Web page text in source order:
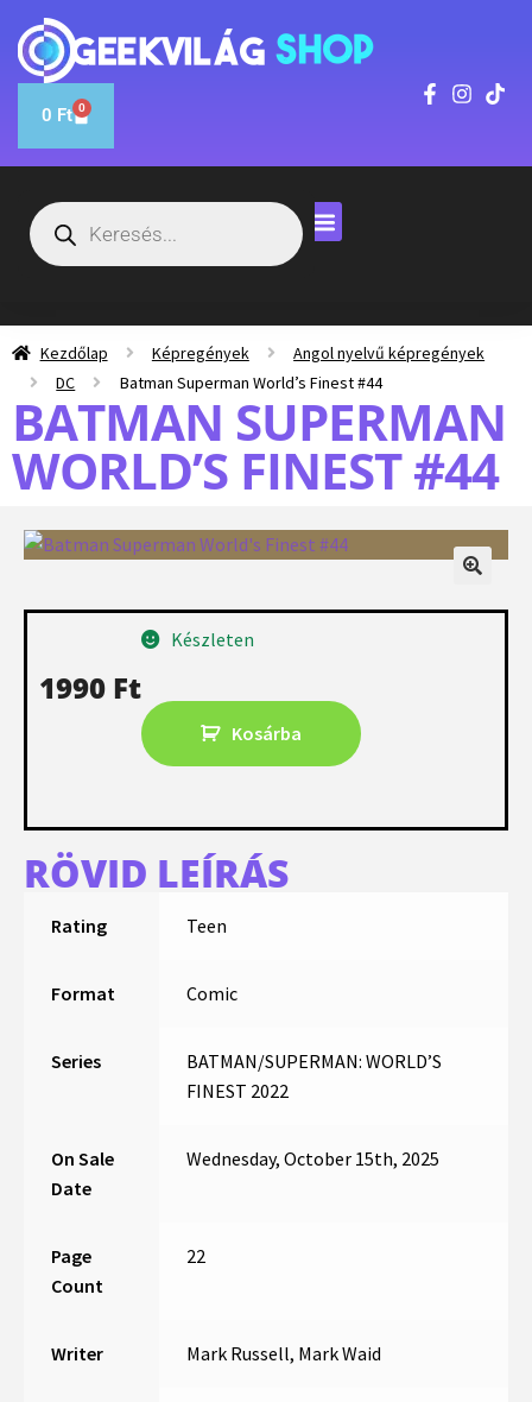
0 Ft 0
Kezdőlap Képregények
Angol nyelvű képregények
DC
Batman Superman World’s Finest #44
BATMAN SUPERMAN
WORLD’S FINEST #44
1990 Ft
Készleten
Kosárba
RÖVID LEÍRÁS
Rating Teen
Format Comic
Series
BATMAN/SUPERMAN: WORLD’S
FINEST 2022
On Sale
Date
Wednesday, October 15th, 2025
Page
Count
22
Writer Mark Russell, Mark Waid